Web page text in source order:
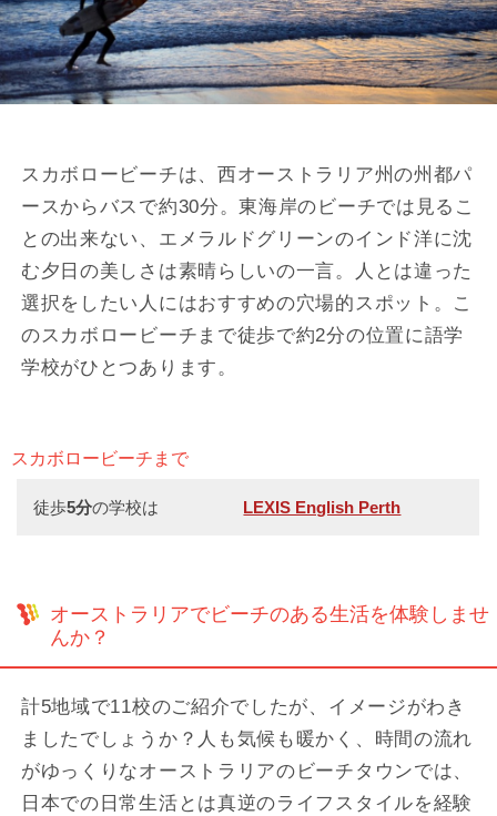
スカボロービーチは、西オーストラリア州の州都パ
ースからバスで約30分。東海岸のビーチでは見るこ
との出来ない、エメラルドグリーンのインド洋に沈
む夕日の美しさは素晴らしいの一言。人とは違った
選択をしたい人にはおすすめの穴場的スポット。こ
のスカボロービーチまで徒歩で約2分の位置に語学
学校がひとつあります。
スカボロービーチまで
徒歩5分の学校は LEXIS English Perth
オーストラリアでビーチのある生活を体験しませ
んか？
計5地域で11校のご紹介でしたが、イメージがわき
ましたでしょうか？人も気候も暖かく、時間の流れ
がゆっくりなオーストラリアのビーチタウンでは、
日本での日常生活とは真逆のライフスタイルを経験